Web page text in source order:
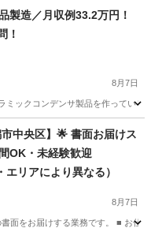
製造／月収例33.2万円！
！
8月7日
ミックコンデンサ製品を作ってい
工場
市中央区】🌟 書面お届けス
OK・未経験歓迎
リアにより異なる）
8月7日
面をお届けする業務です。 ■ お